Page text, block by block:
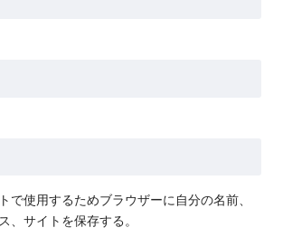
で使用するためブラウザーに自分の名前、
、サイトを保存する。